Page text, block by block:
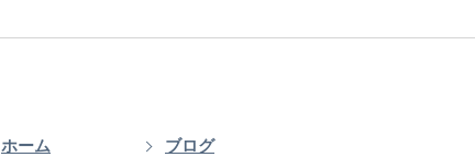
ホーム ブログ